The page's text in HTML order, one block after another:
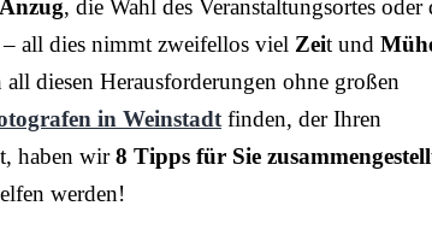
Anzug, die Wahl des Veranstaltungsortes oder
all dies nimmt zweifellos viel Zeit und
diesen Herausforderungen ohne großen
in Weinstadt finden, der Ihren
haben wir8 Tipps für Sie
werden!